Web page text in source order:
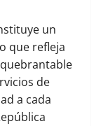
un
que refleja
de
a cada